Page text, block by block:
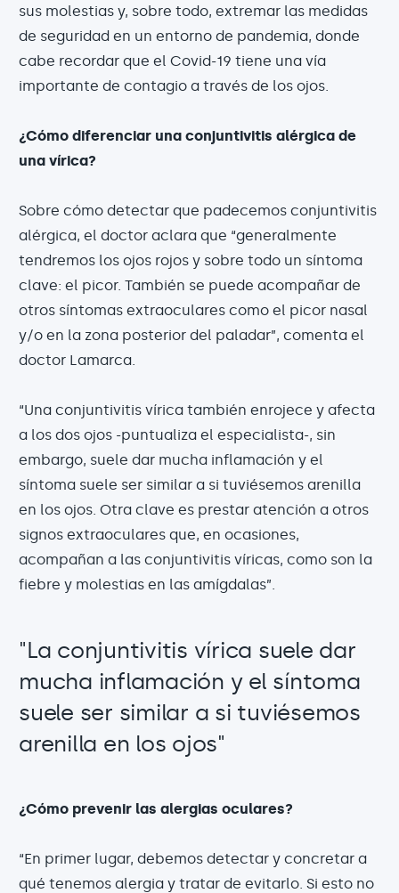
sus molestias y, sobre todo, extremar las medidas
de seguridad en un entorno de pandemia, donde
cabe recordar que el Covid-19 tiene una vía
importante de contagio a través de los ojos.
¿Cómo diferenciar una conjuntivitis alérgica de
una vírica?
Sobre cómo detectar que padecemos conjuntivitis
alérgica, el doctor aclara que “generalmente
tendremos los ojos rojos y sobre todo un síntoma
clave: el picor. También se puede acompañar de
otros síntomas extraoculares como el picor nasal
y/o en la zona posterior del paladar”, comenta el
doctor Lamarca.
“Una conjuntivitis vírica también enrojece y afecta
a los dos ojos -puntualiza el especialista-, sin
embargo, suele dar mucha inflamación y el
síntoma suele ser similar a si tuviésemos arenilla
en los ojos. Otra clave es prestar atención a otros
signos extraoculares que, en ocasiones,
acompañan a las conjuntivitis víricas, como son la
fiebre y molestias en las amígdalas”.
"La conjuntivitis vírica suele dar
mucha inflamación y el síntoma
suele ser similar a si tuviésemos
arenilla en los ojos"
¿Cómo prevenir las alergias oculares?
“En primer lugar, debemos detectar y concretar a
qué tenemos alergia y tratar de evitarlo. Si esto no